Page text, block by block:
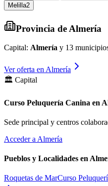
Melilla2
Provincia de Almería
Capital: Almería y 13
Ver oferta en Almería
🏛️ Capital
Curso Peluquería Canina en
Sede principal y centros
Acceder a Almería
Pueblos y Localidades en
Roquetas de MarCurso